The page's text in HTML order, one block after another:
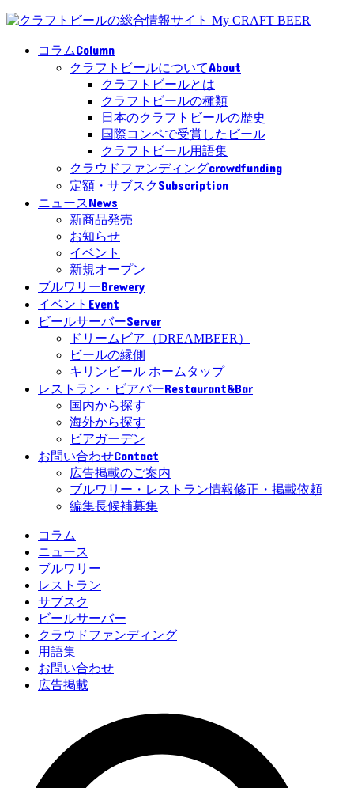
コラムColumn
クラフトビールについてAbout
クラフトビールとは
クラフトビールの種類
日本のクラフトビールの歴史
国際コンペで受賞したビール
クラフトビール用語集
クラウドファンディングcrowdfunding
定額・サブスクSubscription
ニュースNews
新商品発売
お知らせ
イベント
新規オープン
ブルワリーBrewery
イベント Event
ビールサーバーServer
ドリームビア（DREAMBEER）
ビールの縁側
キリンビール ホームタップ
レストラン・ビアバーRestaurant&Bar
国内から探す
海外から探す
ビアガーデン
お問い合わせContact
広告掲載のご案内
ブルワリー・レストラン情報修正・掲載依頼
編集長候補募集
コラム
ニュース
ブルワリー
レストラン
サブスク
ビールサーバー
クラウドファンディング
用語集
お問い合わせ
広告掲載